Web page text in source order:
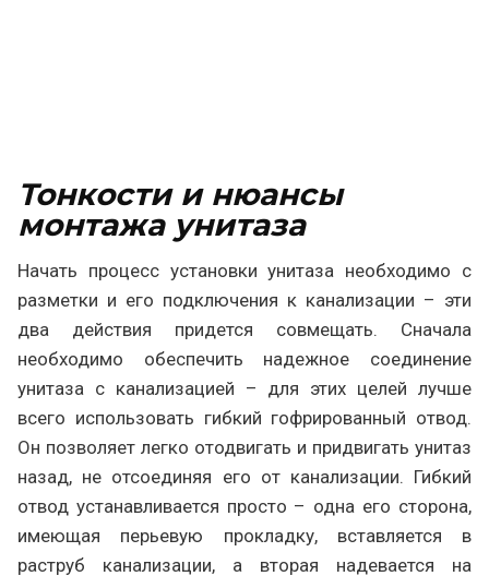
Тонкости и нюансы
монтажа унитаза
Начать процесс установки унитаза необходимо с
разметки и его подключения к канализации – эти
два действия придется совмещать. Сначала
необходимо обеспечить надежное соединение
унитаза с канализацией – для этих целей лучше
всего использовать гибкий гофрированный отвод.
Он позволяет легко отодвигать и придвигать унитаз
назад, не отсоединяя его от канализации. Гибкий
отвод устанавливается просто – одна его сторона,
имеющая перьевую прокладку, вставляется в
раструб канализации, а вторая надевается на